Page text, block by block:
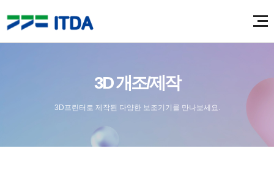
3D 개조/제작
3D프린터로 제작된 다양한 보조기기를 만나보세요.